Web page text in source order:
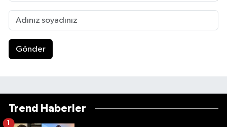
Gönder
Trend Haberler
1